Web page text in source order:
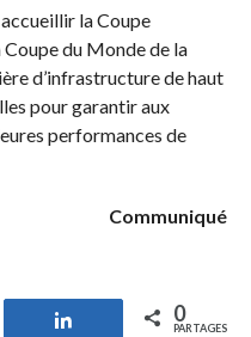
la Coupe
du Monde de la
d’infrastructure de haut
pour garantir aux
performances de
Communiqué
Partagez 0
PARTAGES